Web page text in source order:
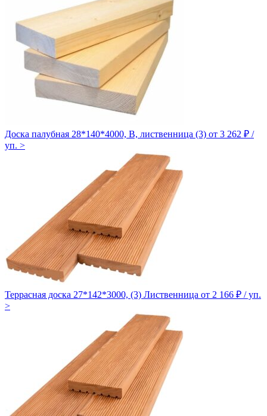
Доска палубная 28*140*4000, В, лиственница (3) от 3 262 ₽ /
уп. >
Террасная доска 27*142*3000, (3) Лиственница от 2 166 ₽ / уп.
>